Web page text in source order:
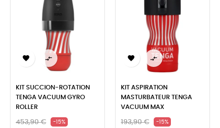
 
KIT SUCCION-ROTATION
TENGA VACUUM GYRO
ROLLER
453,90 € -15%
 
KIT ASPIRATION
MASTURBATEUR TENGA
VACUUM MAX
193,90 € -15%